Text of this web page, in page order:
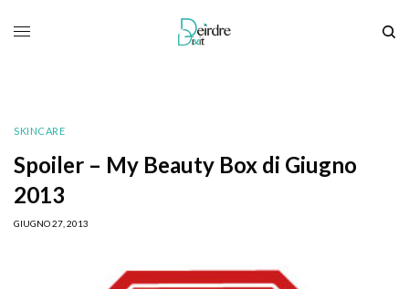
SKINCARE
Spoiler – My Beauty Box di Giugno
2013
GIUGNO 27, 2013